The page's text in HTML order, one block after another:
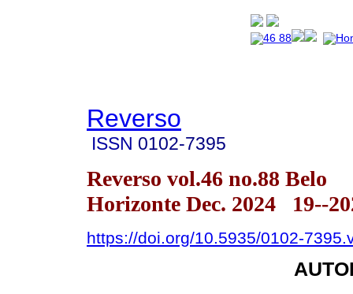
Reverso
ISSN 0102-7395
Reverso vol.46 no.88 Belo
Horizonte Dec. 2024 19--
https://doi.org/10.5935/0102-